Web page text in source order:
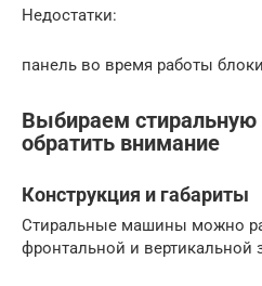
Недостатки:
панель во время работы
Выбираем
обратить внимание
Конструкция и габариты
Стиральные машины можно
фронтальной и вертикальной